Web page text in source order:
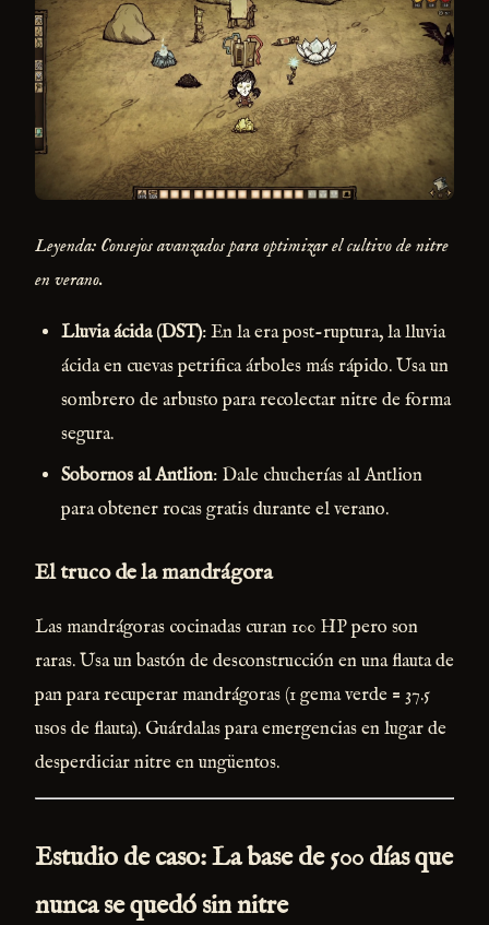
Leyenda: Consejos avanzados para optimizar el cultivo de nitre
en verano.
Lluvia ácida (DST): En la era post-ruptura, la lluvia
ácida en cuevas petrifica árboles más rápido. Usa un
sombrero de arbusto para recolectar nitre de forma
segura.
Sobornos al Antlion: Dale chucherías al Antlion
para obtener rocas gratis durante el verano.
El truco de la mandrágora
Las mandrágoras cocinadas curan 100 HP pero son
raras. Usa un bastón de desconstrucción en una flauta de
pan para recuperar mandrágoras (1 gema verde = 37.5
usos de flauta). Guárdalas para emergencias en lugar de
desperdiciar nitre en ungüentos.
Estudio de caso: La base de 500 días que
nunca se quedó sin nitre